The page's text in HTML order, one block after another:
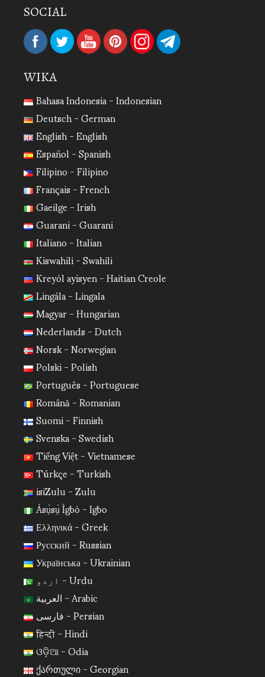
SOCIAL
WIKA
Bahasa Indonesia - Indonesian
Deutsch - German
English - English
Español - Spanish
Filipino - Filipino
Français - French
Gaeilge - Irish
Guarani - Guarani
Italiano - Italian
Kiswahili - Swahili
Kreyòl ayisyen - Haitian Creole
Lingála - Lingala
Magyar - Hungarian
Nederlands - Dutch
Norsk - Norwegian
Polski - Polish
Português - Portuguese
Română - Romanian
Suomi - Finnish
Svenska - Swedish
Tiếng Việt - Vietnamese
Türkçe - Turkish
isiZulu - Zulu
Ásụ̀sụ̀ Ìgbò - Igbo
Ελληνικά - Greek
Русский - Russian
Українська - Ukrainian
اردو - Urdu
العربية - Arabic
فارسی - Persian
हिन्दी - Hindi
ଓଡ଼ିଆ - Odia
ქართული - Georgian